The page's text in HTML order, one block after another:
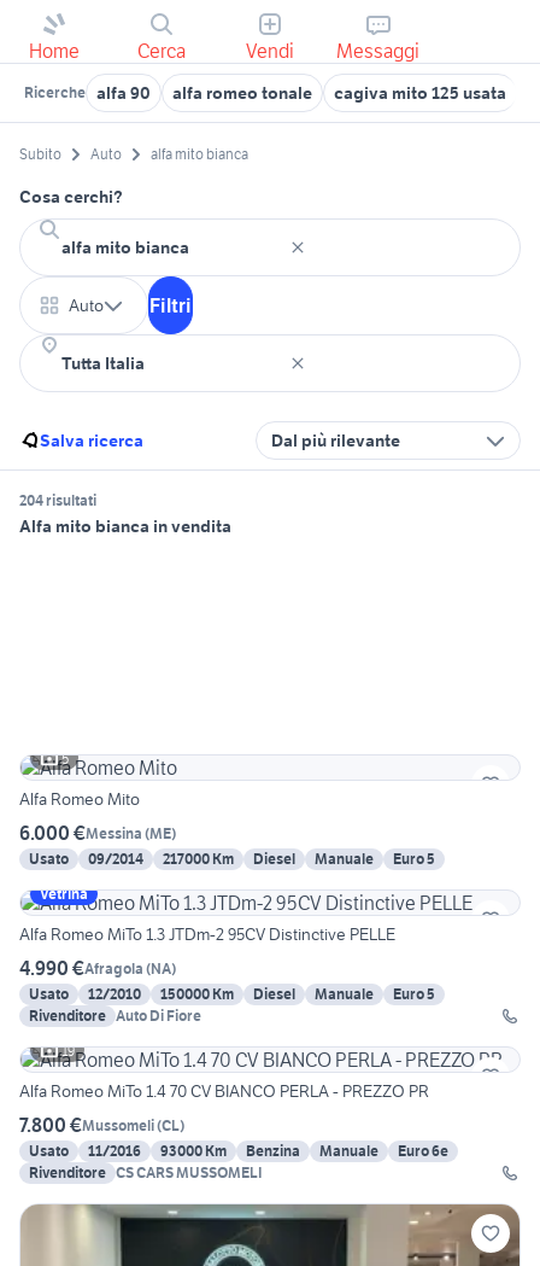
Home Cerca Vendi Messaggi
Ricerche alfa 90 alfa romeo tonale cagiva mito 125 usata
Subito Auto alfa mito bianca
Cosa cerchi?
Auto Filtri
Salva ricerca Dal più rilevante
204 risultati
Alfa mito bianca in vendita
5
Alfa Romeo Mito
6.000 €Messina (ME)
Usato
09/2014 217000 Km Diesel Manuale
Euro 5
Vetrina
Alfa Romeo MiTo 1.3 JTDm-2 95CV Distinctive PELLE
4.990 €Afragola (NA)
Usato
12/2010 150000 Km Diesel Manuale
Euro 5
Rivenditore Auto Di Fiore
19
Alfa Romeo MiTo 1.4 70 CV BIANCO PERLA - PREZZO PR
7.800 €Mussomeli(CL)
Usato
11/2016 93000 Km Benzina Manuale
Euro 6e
Rivenditore CS CARS MUSSOMELI